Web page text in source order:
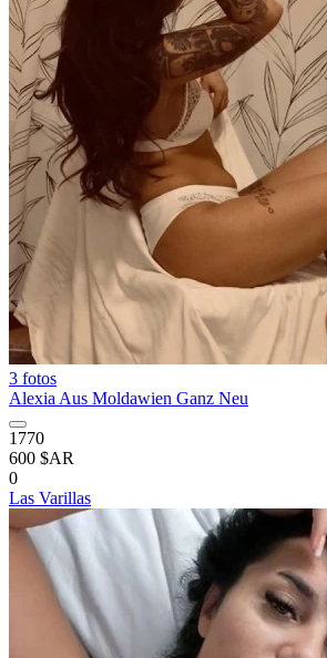
3 fotos
Alexia Aus Moldawien Ganz Neu
1770
600 $AR
0
Las Varillas